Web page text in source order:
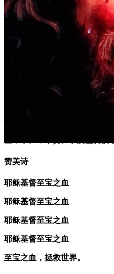
赞美诗
耶稣基督至宝之血
耶稣基督至宝之血
耶稣基督至宝之血
耶稣基督至宝之血
至宝之血，拯救世界。